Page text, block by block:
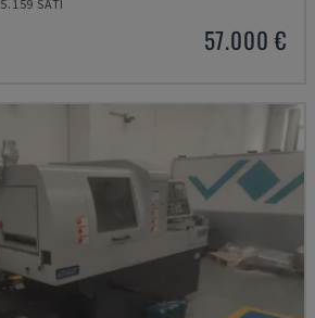
5.159 SATI
57.000 €